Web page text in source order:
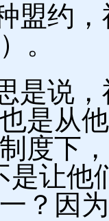
盟约
。
是说
是从
度下
是让他
？因